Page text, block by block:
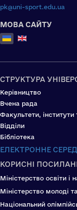
pk@uni-sport.edu.ua
МОВА САЙТУ
Оберіть свою мову
СТРУКТУРА
Керівництво
Вчена рада
Факультети, інститути
Відділи
Бібліотека
ЕЛЕКТРОННЕ
КОРИСНІ
Міністерство освіти і
Міністерство молоді
Національний